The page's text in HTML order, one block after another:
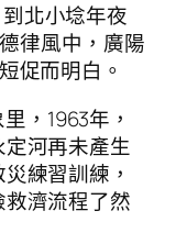
北小埝年夜
律風中，廣陽
促而明白。
，1963年，
河再未產生
練習訓練，
濟流程了然